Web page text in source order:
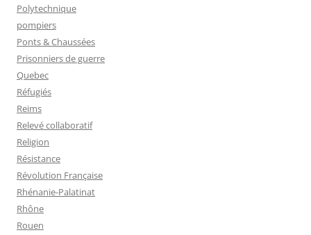
Polytechnique
pompiers
Ponts & Chaussées
Prisonniers de guerre
Quebec
Réfugiés
Reims
Relevé collaboratif
Religion
Résistance
Révolution Française
Rhénanie-Palatinat
Rhône
Rouen